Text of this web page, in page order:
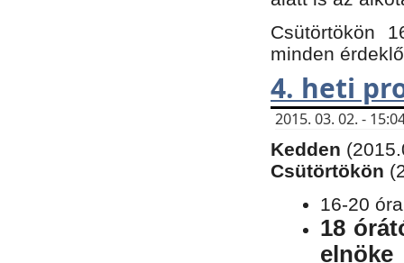
Csütörtökön
minden
4. heti
2015. 03. 02. -
Kedden
Csütörtökön
16-20
18